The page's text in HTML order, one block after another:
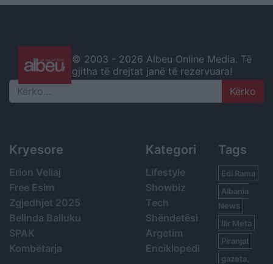
© 2003 - 2026 Albeu Online Media. Të
gjitha të drejtat janë të rezervuara!
Search
Kryesore
Erion Veliaj
Free Esim
Zgjedhjet 2025
Belinda Balluku
SPAK
Kombëtarja
Kategori
Lifestyle
Showbiz
Tech
Shëndetësi
Argetim
Enciklopedi
Tags
Edi Rama
Albania
News
Ilir Meta
Piranjat
gazeta,